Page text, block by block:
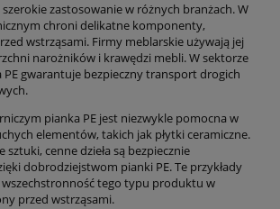
szerokie zastosowanie w różnych branżach. W
chroni delikatne komponenty,
wstrząsami. Firmy meblarskie używają jej
narożników i krawędzi mebli. W sektorze
gwarantuje bezpieczny transport drogich
pianka PE jest niezwykle pomocna w
elementów, takich jak płytki ceramiczne.
sztuki, cenne dzieła są bezpiecznie
dobrodziejstwom pianki PE. Te przykłady
tego typu produktu w
przed wstrząsami.